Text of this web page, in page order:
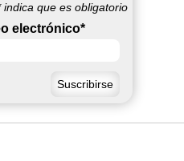
indica que es obligatorio
electrónico*